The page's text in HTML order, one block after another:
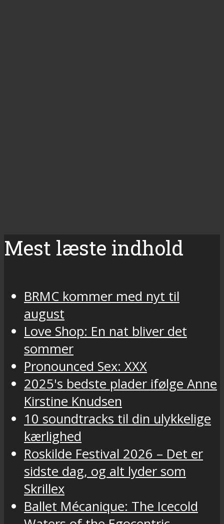
Mest læste indhold
BRMC kommer med nyt til
august
Love Shop: En nat bliver det
sommer
Pronounced Sex: XXX
2025's bedste plader ifølge Anne
Kirstine Knudsen
10 soundtracks til din ulykkelige
kærlighed
Roskilde Festival 2026 – Det er
sidste dag, og alt lyder som
Skrillex
Ballet Mécanique: The Icecold